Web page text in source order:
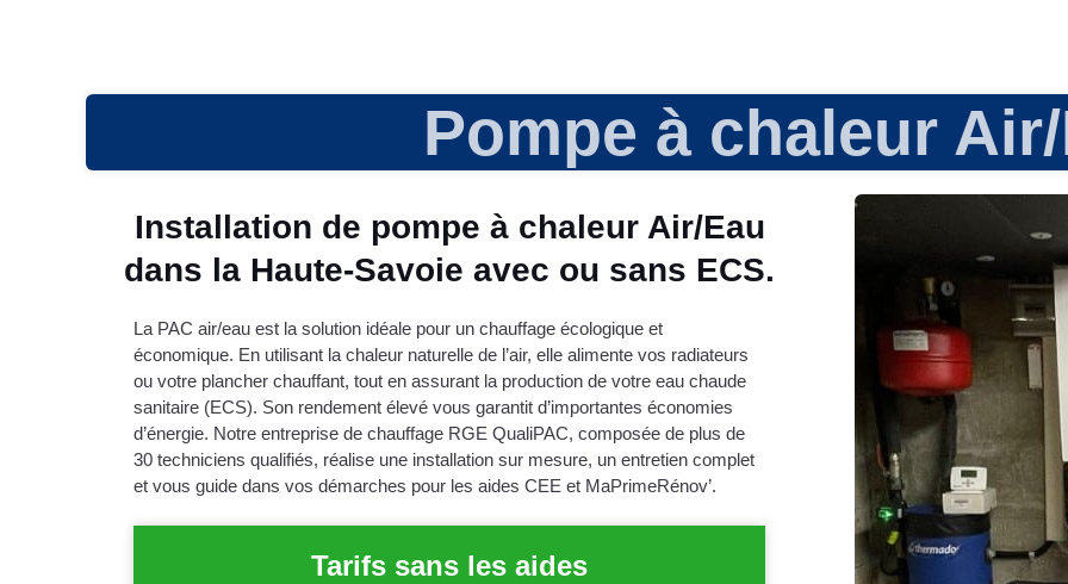
Pompe à chaleur
Installation de pompe à chaleur Air/Eau
dans la Haute-Savoie avec ou sans ECS.
La PAC air/eau est la solution idéale pour un chauffage écologique et
économique. En utilisant la chaleur naturelle de l’air, elle alimente vos radiateurs
ou votre plancher chauffant, tout en assurant la production de votre eau chaude
sanitaire (ECS). Son rendement élevé vous garantit d’importantes économies
d’énergie. Notre entreprise de chauffage RGE QualiPAC, composée de plus de
30 techniciens qualifiés, réalise une installation sur mesure, un entretien complet
et vous guide dans vos démarches pour les aides CEE et MaPrimeRénov’.
Tarifs sans les aides